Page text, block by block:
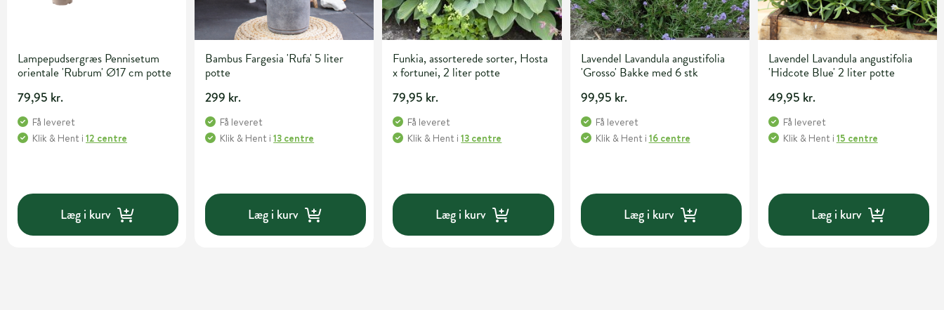
Lampepudsergræs Pennisetum
orientale 'Rubrum' Ø17 cm potte
79,95 kr.
Få leveret
Klik & Hent i 12 centre
Læg i kurv
Bambus Fargesia 'Rufa' 5 liter
potte
299 kr.
Få leveret
Klik & Hent i13 centre
Læg i kurv
Funkia, assorterede sorter, Hosta
x fortunei, 2 liter potte
79,95 kr.
Få leveret
Klik & Hent i13 centre
Læg i kurv
Lavendel Lavandula angustifolia
'Grosso' Bakke med 6 stk
99,95 kr.
Få leveret
Klik & Hent i 16 centre
Læg i kurv
Lavendel Lavandula angustifolia
'Hidcote Blue' 2 liter potte
49,95 kr.
Få leveret
Klik & Hent i 15 centre
Læg i kurv